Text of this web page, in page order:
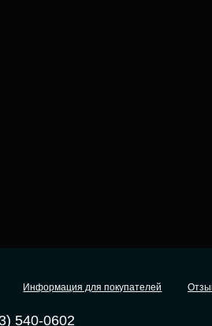
Информация для покупателей
540-0602